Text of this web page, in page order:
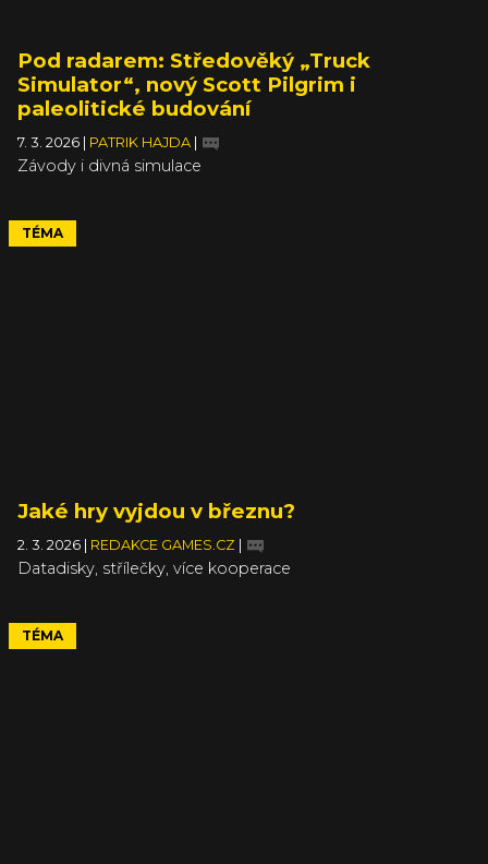
Pod radarem: Středověký „Truck
Simulator“, nový Scott Pilgrim i
paleolitické budování
7. 3. 2026 PATRIK HAJDA
Závody i divná simulace
TÉMA
Jaké hry vyjdou v březnu?
2. 3. 2026 REDAKCE GAMES.CZ
Datadisky, střílečky, více kooperace
TÉMA